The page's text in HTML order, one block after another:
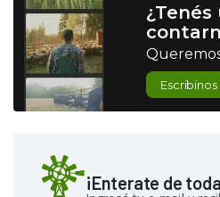
Escribinos
¡Enterate de